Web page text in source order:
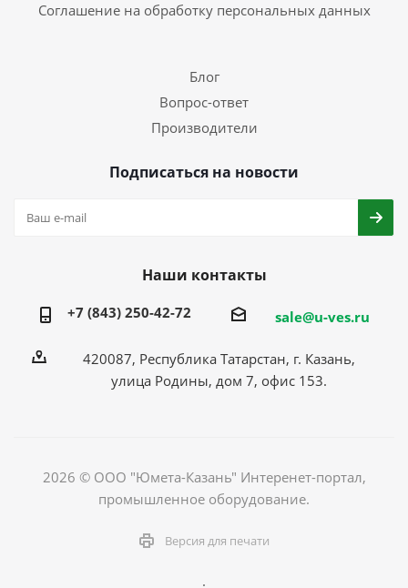
Соглашение на обработку персональных данных
Блог
Вопрос-ответ
Производители
Подписаться на новости
Наши контакты
+7 (843) 250-42-72 sale@u-ves.ru
420087, Республика Татарстан, г. Казань,
улица Родины, дом 7, офис 153.
2026 © ООО "Юмета-Казань" Интеренет-портал,
промышленное оборудование.
Версия для печати
.